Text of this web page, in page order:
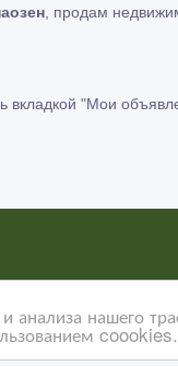
анализа нашего
, продам
вкладкой "Мои
пользователей
о правилах